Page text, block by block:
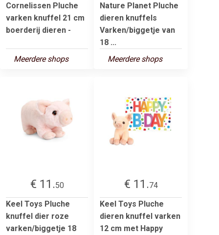
Cornelissen Pluche
varken knuffel 21 cm
boerderij dieren -
Meerdere shops
Nature Planet Pluche
dieren knuffels
Varken/biggetje van
18 ...
Meerdere shops
€ 11.50
Keel Toys Pluche
knuffel dier roze
varken/biggetje 18
€ 11.74
Keel Toys Pluche
dieren knuffel varken
12 cm met Happy